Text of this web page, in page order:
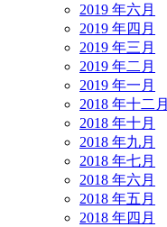
2019 年六月
2019 年四月
2019 年三月
2019 年二月
2019 年一月
2018 年十二月
2018 年十月
2018 年九月
2018 年七月
2018 年六月
2018 年五月
2018 年四月